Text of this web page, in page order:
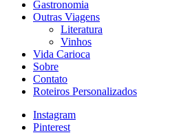
Gastronomia
Outras Viagens
Literatura
Vinhos
Vida Carioca
Sobre
Contato
Roteiros Personalizados
Instagram
Pinterest